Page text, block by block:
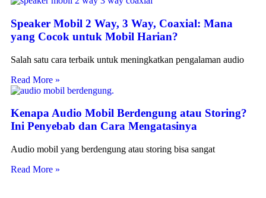
Speaker Mobil 2 Way, 3 Way, Coaxial: Mana
yang Cocok untuk Mobil Harian?
Salah satu cara terbaik untuk meningkatkan pengalaman audio
Read More »
Kenapa Audio Mobil Berdengung atau Storing?
Ini Penyebab dan Cara Mengatasinya
Audio mobil yang berdengung atau storing bisa sangat
Read More »